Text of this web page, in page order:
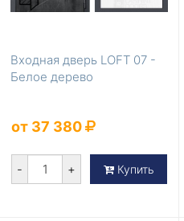
Входная дверь LOFT 07 -
Белое дерево
от 37 380
- + Купить